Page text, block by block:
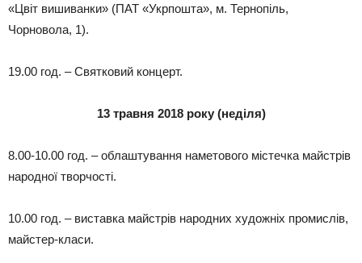
«Цвіт вишиванки» (ПАТ «Укрпошта», м. Тернопіль,
Чорновола, 1).
19.00 год. – Святковий концерт.
13 травня 2018 року (неділя)
8.00-10.00 год. – облаштування наметового містечка майстрів
народної творчості.
10.00 год. – виставка майстрів народних художніх промислів,
майстер-класи.